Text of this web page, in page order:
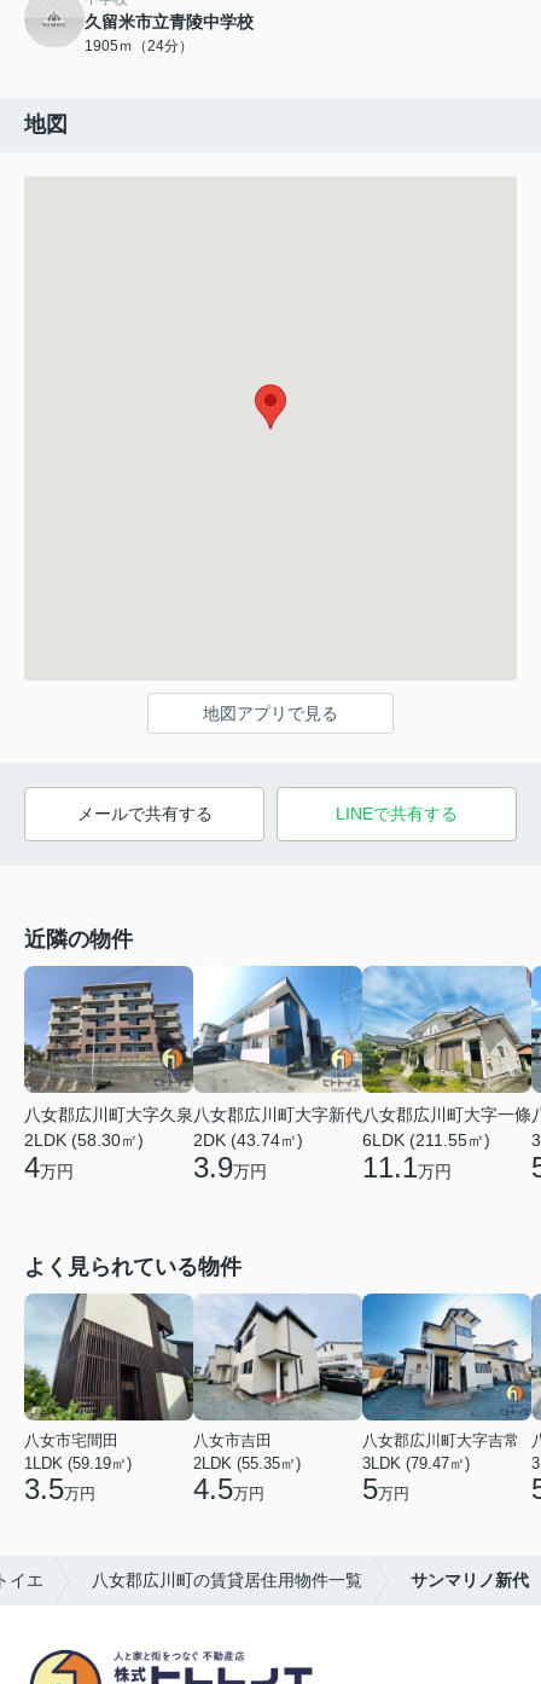
久留米市立青陵中学校
1905ｍ（24分）
地図
地図アプリで見る
メールで共有する LINEで共有する
近隣の物件
八女郡広川町大字久泉
2LDK (58.30㎡)
4万円
八女郡広川町大字新代
2DK (43.74㎡)
3.9万円
八女郡広川町大字一條
6LDK (211.55㎡)
11.1万円
よく見られている物件
八女市宅間田
1LDK (59.19㎡)
3.5万円
八女市吉田
2LDK (55.35㎡)
4.5万円
八女郡広川町大字吉常
3LDK (79.47㎡)
5万円
イエ 八女郡広川町の賃貸居住用物件一覧 サンマリノ新代